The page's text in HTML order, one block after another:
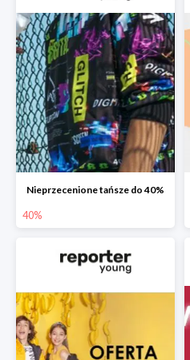
Nieprzecenione tańsze do 40%
40%